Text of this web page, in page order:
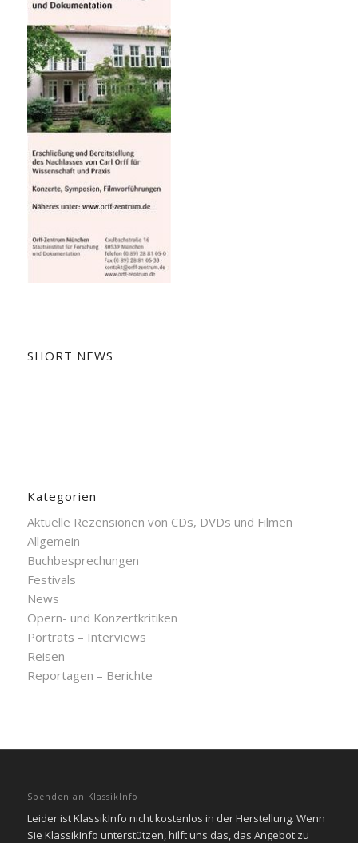
SHORT NEWS
Kategorien
Aktuelle Rezensionen von CDs, DVDs und Filmen
Allgemein
Buchbesprechungen
Festivals
News
Opern- und Konzertkritiken
Porträts – Interviews
Reisen
Reportagen – Berichte
Spenden an KlassikInfo
Leider ist KlassikInfo nicht kostenlos in der Herstellung. Wenn
Sie KlassikInfo unterstützen, hilft uns das, das Angebot zu